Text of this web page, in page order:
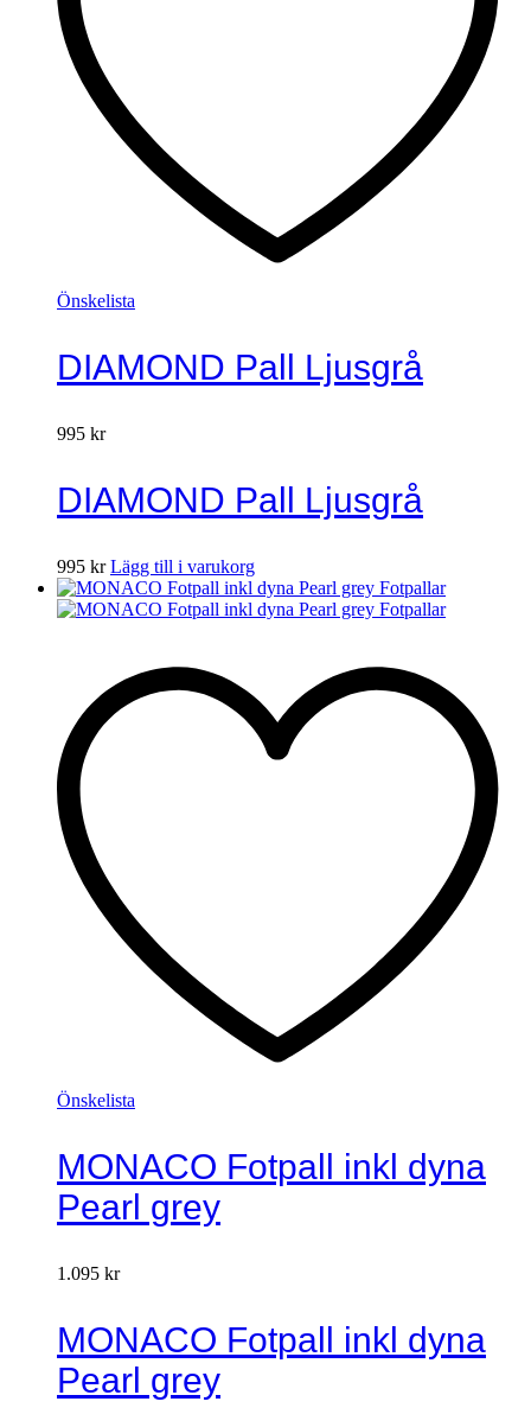
Önskelista
DIAMOND Pall Ljusgrå
995 kr
DIAMOND Pall Ljusgrå
995 kr Lägg till i varukorg
Önskelista
MONACO Fotpall inkl dyna
Pearl grey
1.095 kr
MONACO Fotpall inkl dyna
Pearl grey